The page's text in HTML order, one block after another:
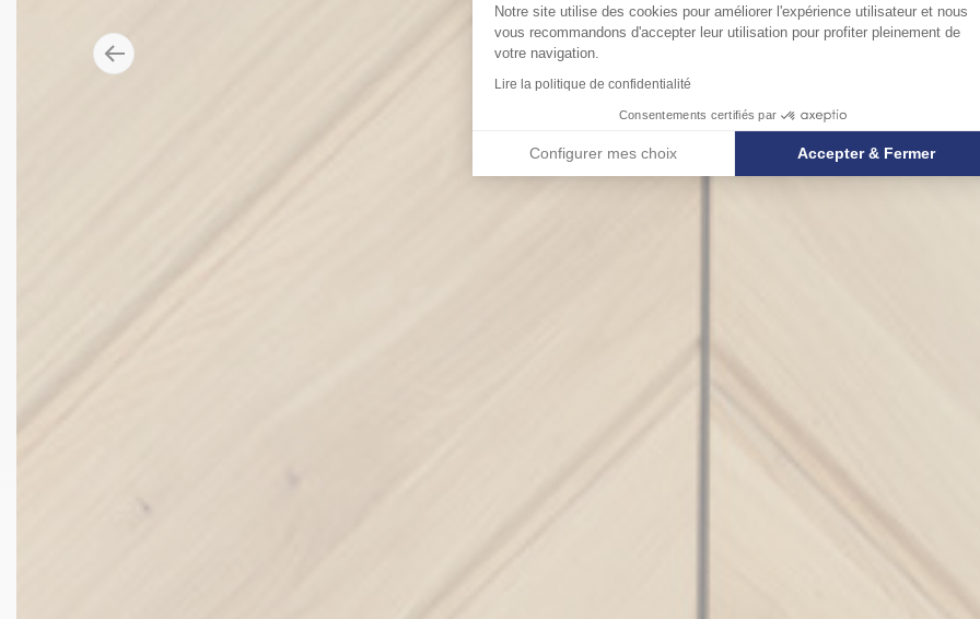
Plateforme de Gestion du
Notre site utilise des cookies pour améliorer l'expérience utilisateur et nous
vous recommandons d'accepter leur utilisation pour profiter pleinement de
votre navigation.
Lire la politique de confidentialité
Consentements certifiés par
Configurer mes choix Accepter & Fermer
Axeptio consent